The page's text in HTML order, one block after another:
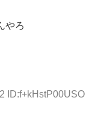
やろ
ID:f+kHstP00USO